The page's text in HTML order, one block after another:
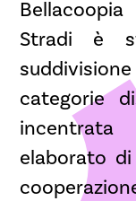
Stradi è
categorie
elaborato